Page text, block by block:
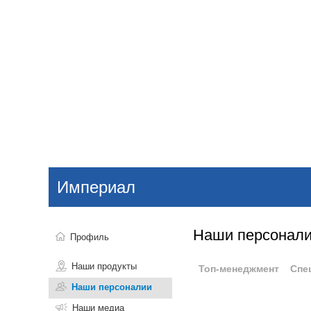
Поиск
Империал
Профиль
Наши продукты
Наши персоналии
Наши медиа
Наши
Топ-менеджмент